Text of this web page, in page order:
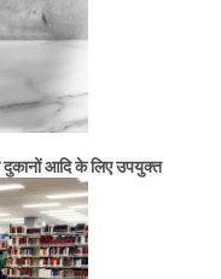
दुकानों आदि के लिए उपयुक्त